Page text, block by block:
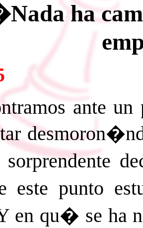
ha
ante
este punto
qu� se ha